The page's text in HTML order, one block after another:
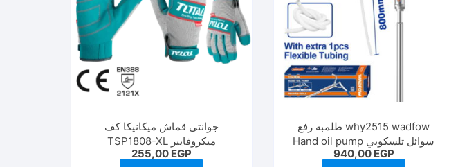
why2515 wadfow طلمبه رفع
سوائل تلسكوبي Hand oil pump
940,00 EGP
جوانتى قماش ميكانيكا كف
ميكروفايبر TSP1808-XL
WORKING GLOVES
255,00 EGP